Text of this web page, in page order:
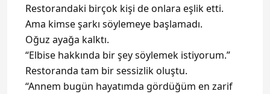
Restorandaki birçok kişi de onlara eşlik etti.
Ama kimse şarkı söylemeye başlamadı.
Oğuz ayağa kalktı.
“Elbise hakkında bir şey söylemek istiyorum.”
Restoranda tam bir sessizlik oluştu.
“Annem bugün hayatımda gördüğüm en zarif